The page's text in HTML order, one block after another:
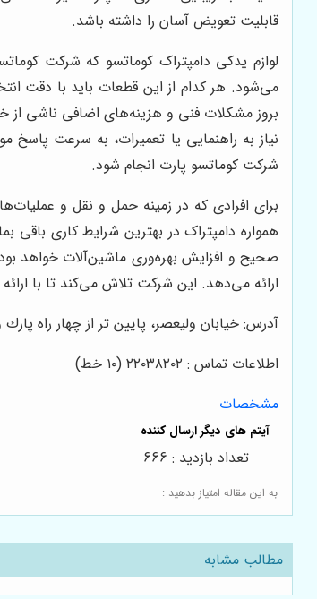
قابلیت تعویض آسان را داشته باشد.
لوازم یدکی دامپتراک کوماتسو که شرکت
می‌شود. هر کدام از این قطعات باید با دقت
بروز مشکلات فنی و هزینه‌های اضافی ناشی از
نیاز به راهنمایی یا تعمیرات، به سرعت
شرکت کوماتسو پارت انجام شود.
برای افرادی که در زمینه حمل و نقل و
همواره دامپتراک در بهترین شرایط کاری
صحیح و افزایش بهره‌وری ماشین‌آلات خواهد
ارائه می‌دهد. این شرکت تلاش می‌کند تا با
آدرس: خيابان وليعصر، پايين تر از چهار راه پارك
اطلاعات تماس : ٢٢٠٣٨٢٠٢ (١٠ خط)
مشخصات
به این مقاله امتیاز بدهید :
تعداد بازدید : 666
مطالب مشابه